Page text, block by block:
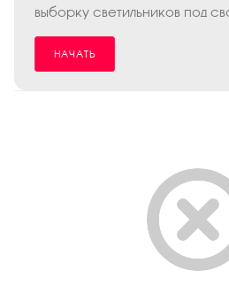
выборку светильников под
НАЧАТЬ